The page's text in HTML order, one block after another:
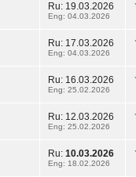
Ru: 19.03.2026
Eng: 04.03.2026
Ru: 17.03.2026
Eng: 04.03.2026
Ru: 16.03.2026
Eng: 25.02.2026
Ru: 12.03.2026
Eng: 25.02.2026
Ru: 10.03.2026
Eng: 18.02.2026